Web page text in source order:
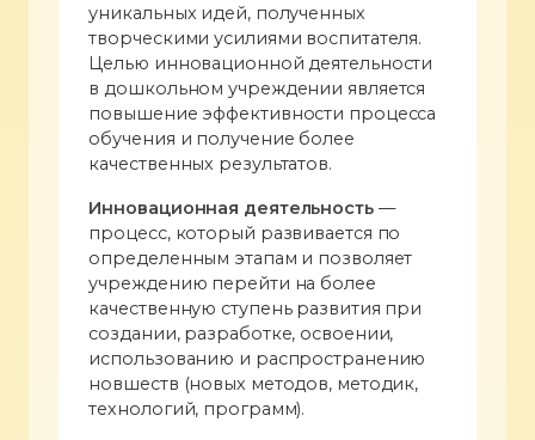
уникальных идей, полученных
творческими усилиями воспитателя.
Целью инновационной деятельности
в дошкольном учреждении является
повышение эффективности процесса
обучения и получение более
качественных результатов.
Инновационная деятельность—
процесс, который развивается по
определенным этапам и позволяет
учреждению перейти на более
качественную ступень развития при
создании, разработке, освоении,
использованию и распространению
новшеств (новых методов, методик,
технологий, программ).